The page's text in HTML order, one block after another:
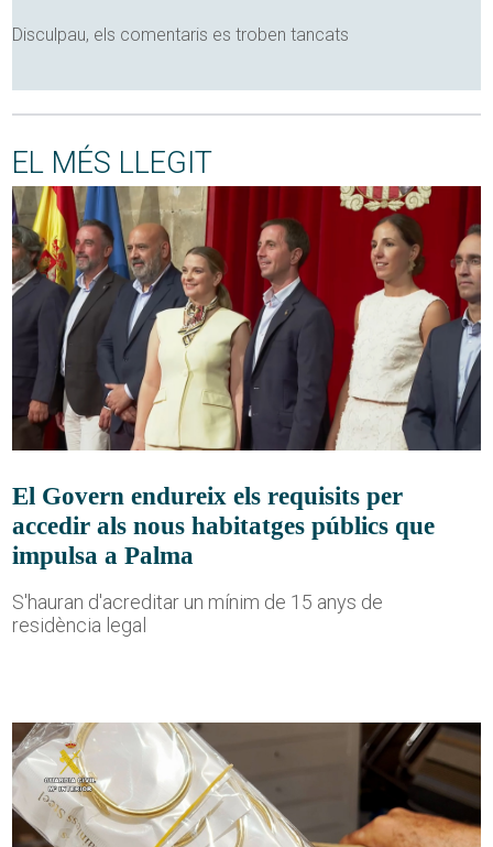
Disculpau, els comentaris es troben tancats
EL MÉS LLEGIT
El Govern endureix els requisits per
accedir als nous habitatges públics que
impulsa a Palma
S'hauran d'acreditar un mínim de 15 anys de
residència legal